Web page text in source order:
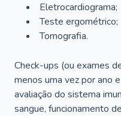
Eletrocardiograma;
Teste ergométrico;
Tomografia.
Check-ups (ou exames
menos uma vez por ano
avaliação do sistema
sangue, funcionamento